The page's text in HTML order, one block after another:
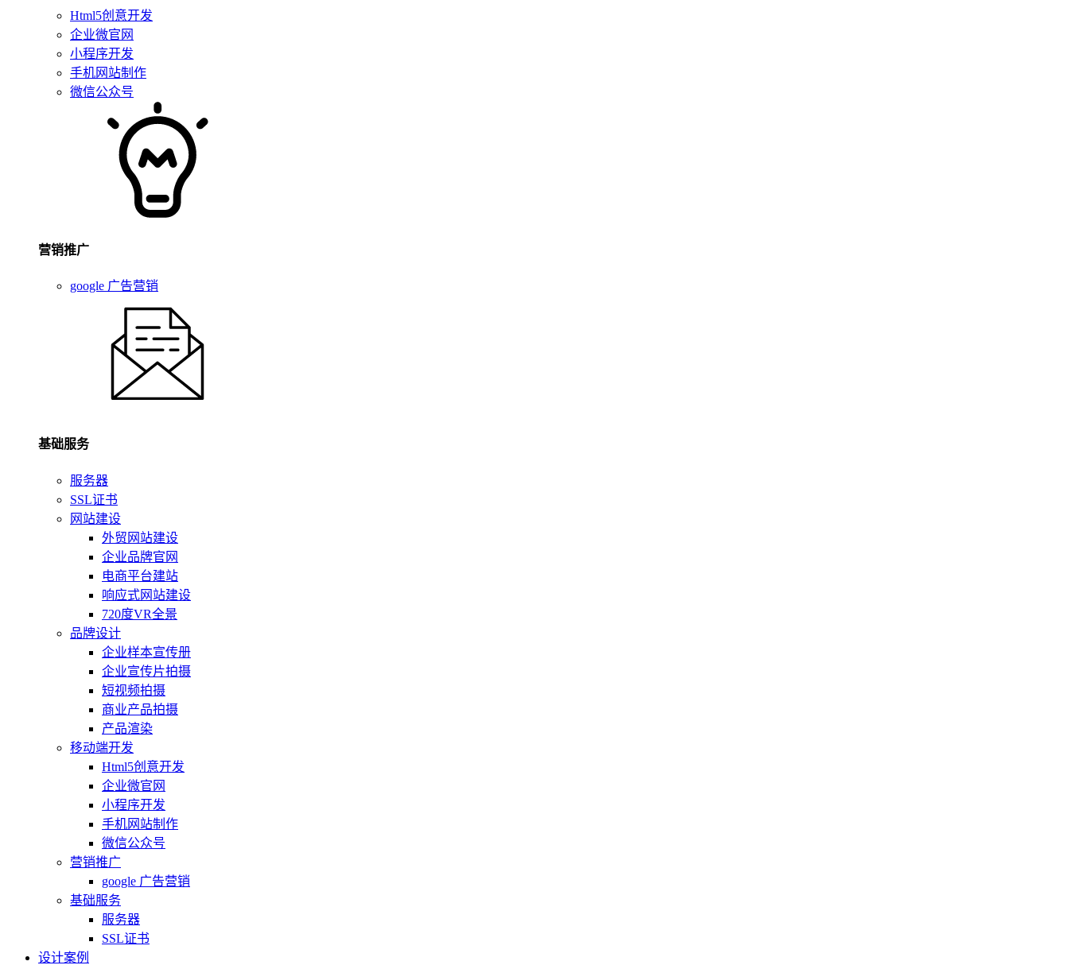
Html5创意开发
企业微官网
小程序开发
手机网站制作
微信公众号
营销推广
google 广告营销
基础服务
服务器
SSL证书
网站建设
外贸网站建设
企业品牌官网
电商平台建站
响应式网站建设
720度VR全景
品牌设计
企业样本宣传册
企业宣传片拍摄
短视频拍摄
商业产品拍摄
产品渲染
移动端开发
Html5创意开发
企业微官网
小程序开发
手机网站制作
微信公众号
营销推广
google 广告营销
基础服务
服务器
SSL证书
设计案例